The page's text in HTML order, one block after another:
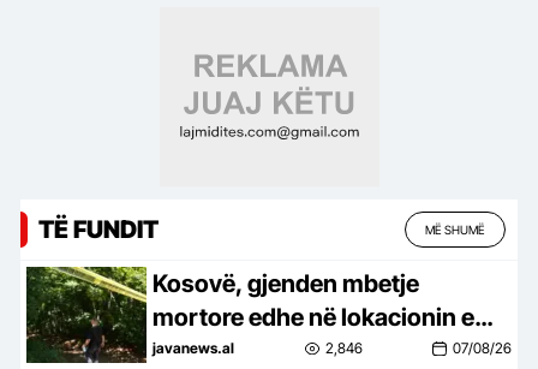
TË FUNDIT MË SHUMË
Kosovë, gjenden mbetje
mortore edhe në lokacionin e
tretë të dyshuar për varr masiv
javanews.al 2,846 07/08/26